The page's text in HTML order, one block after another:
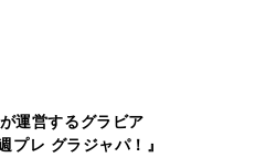
運営するグラビア
プレ グラジャパ！』